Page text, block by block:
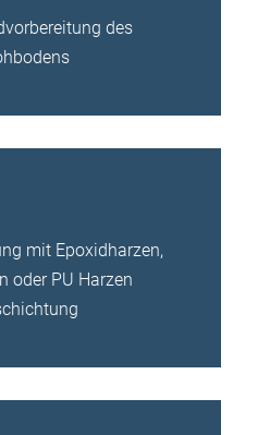
des
mit Epoxidharzen,
oder PU Harzen